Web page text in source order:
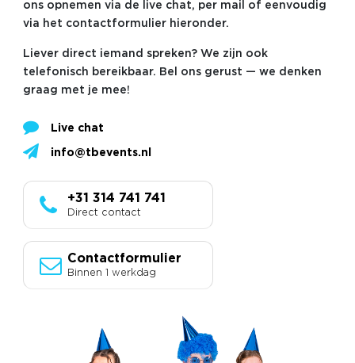
ons opnemen via de live chat, per mail of eenvoudig
via het contactformulier hieronder.
Liever direct iemand spreken? We zijn ook
telefonisch bereikbaar. Bel ons gerust — we denken
graag met je mee!
Live chat
info@tbevents.nl
+31 314 741 741
Direct contact
Contactformulier
Binnen 1 werkdag